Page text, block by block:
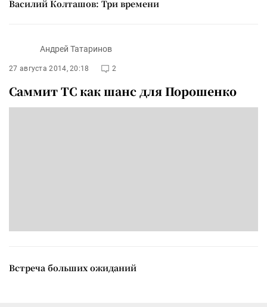
Василий Колташов: Три времени
Андрей Татаринов
27 августа 2014, 20:18 2
Саммит ТС как шанс для Порошенко
Встреча больших ожиданий